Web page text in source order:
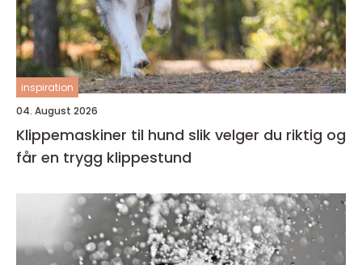
inspiration
04. August 2026
Klippemaskiner til hund slik velger du riktig og
får en trygg klippestund